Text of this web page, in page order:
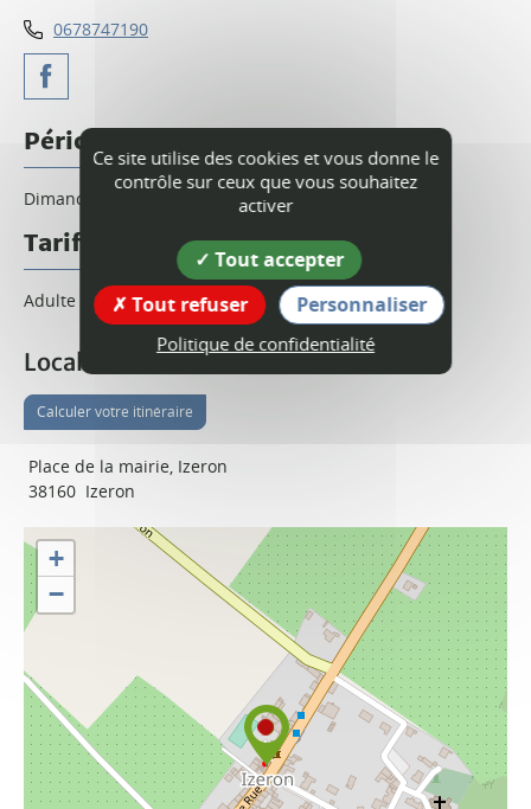
0678747190
Périodes d'ouverture
Dimanche 9 août 2026 à partir de 10h30.
Tarif
Adulte : 10 € (la doublette).
Localisation
Calculer votre itinéraire
Place de la mairie, Izeron
38160 Izeron
+
−
Ce site utilise des cookies et vous donne le
contrôle sur ceux que vous souhaitez
activer
Tout accepter
Tout refuser
Personnaliser
Politique de confidentialité